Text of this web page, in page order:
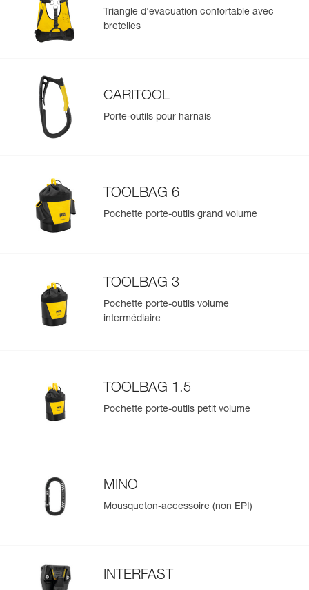
Triangle d'évacuation confortable avec
bretelles
CARITOOL
Porte-outils pour harnais
TOOLBAG 6
Pochette porte-outils grand volume
TOOLBAG 3
Pochette porte-outils volume
intermédiaire
TOOLBAG 1.5
Pochette porte-outils petit volume
MINO
Mousqueton-accessoire (non EPI)
INTERFAST